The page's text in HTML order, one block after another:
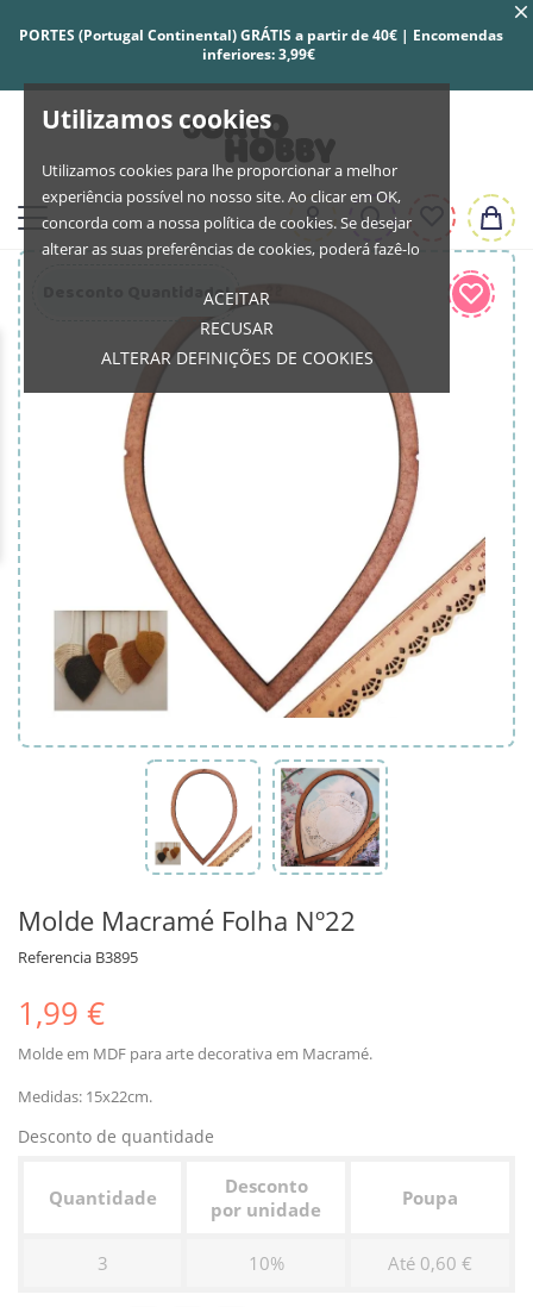
Utilizamos cookies
Utilizamos cookies para lhe proporcionar a melhor
experiência possível no nosso site. Ao clicar em OK,
concorda com a nossa política de cookies. Se desejar
alterar as suas preferências de cookies, poderá fazê-lo
ACEITAR
RECUSAR
ALTERAR DEFINIÇÕES DE COOKIES
PORTES (Portugal Continental) GRÁTIS a partir de 40€ | Encomendas
inferiores: 3,99€
Desconto Quantidade!
Molde Macramé Folha Nº22
Referencia B3895
1,99 €
Molde em MDF para arte decorativa em Macramé.
Medidas: 15x22cm.
Desconto de quantidade
Quantidade
Desconto
por unidade
Poupa
3 10% Até 0,60 €